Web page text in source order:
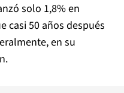
solo 1,8% en
casi 50 años después
en su